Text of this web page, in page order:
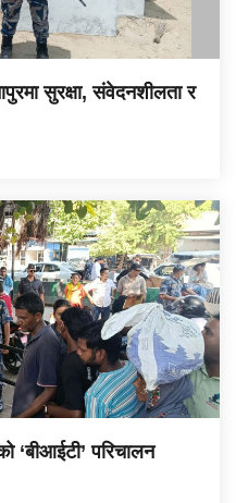
सुरक्षा, संवेदनशीलता र
‘बीआईटी’ परिचालन